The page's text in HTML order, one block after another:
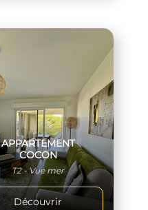
APPARTEMENT
COCON
T2 - Vue mer
Découvrir